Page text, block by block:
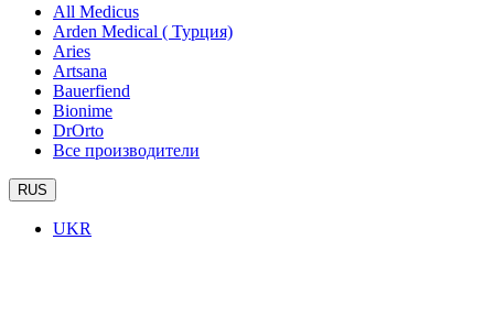
All Medicus
Arden Medical ( Турция)
Aries
Artsana
Bauerfiend
Bionime
DrOrto
Все производители
RUS
UKR